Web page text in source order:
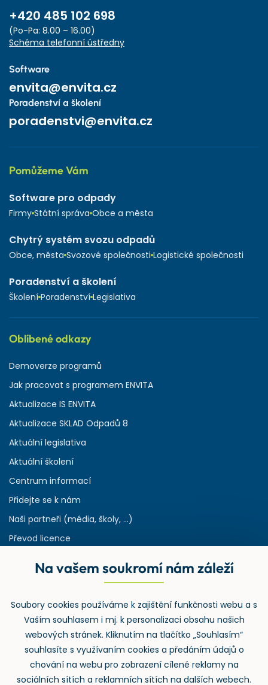
+420 485 102 698
(Po-Pa: 8.00 – 16.00)
Schéma telefonní ústředny
Software
envita@envita.cz
Poradenství a školení
poradenstvi@envita.cz
Pomůžeme Vám
Software pro odpady
Firmy Státní správa Obce a města
Chytrý systém svozu odpadů
Obce, města Svozové společnosti Logistické společnosti
Poradenství a školení
Školení Poradenství Legislativa
Oblíbené odkazy
Demoverze programů
Jak pracovat s programem ENVITA
Aktualizace IS ENVITA
Aktualizace SKLAD Odpadů 8
Aktuální legislativa
Aktuální školení
Centrum informací
Přidejte se k nám
Naši partneři (média, školy, ...)
Převod licence
Rejstřík používaných zkratek v odpadech
Zpětný odběr
Na vašem soukromí nám záleží
Soubory cookies používáme k zajištění funkčnosti webu a s
Vaším souhlasem i mj. k personalizaci obsahu našich
webových stránek. Kliknutím na tlačítko „Souhlasím“
souhlasíte s využívaním cookies a předáním údajů o
chování na webu pro zobrazení cílené reklamy na
sociálních sítích a reklamních sítích na dalších webech.